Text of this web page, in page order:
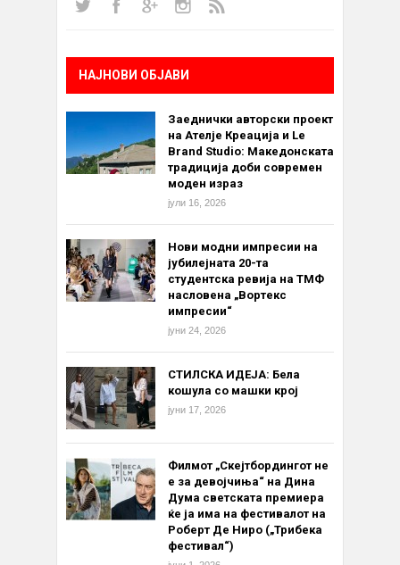
НАЈНОВИ ОБЈАВИ
Заеднички авторски проект
на Ателје Креација и Le
Brand Studio: Македонската
традиција доби современ
моден израз
јули 16, 2026
Нови модни импресии на
јубилејната 20-та
студентска ревија на ТМФ
насловена „Вортекс
импресии“
јуни 24, 2026
СТИЛСКА ИДЕЈА: Бела
кошула со машки крој
јуни 17, 2026
Филмот „Скејтбордингот не
е за девојчиња“ на Дина
Дума светската премиера
ќе ја има на фестивалот на
Роберт Де Ниро („Трибека
фестивал“)